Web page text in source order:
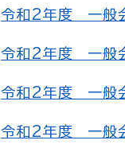
令和2年度 一般
令和2年度 一般
令和2年度 一般
令和2年度 一般